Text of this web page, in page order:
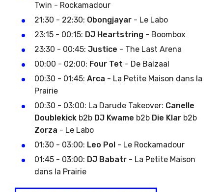
Twin - Rockamadour
21:30 - 22:30: Obongjayar - Le Labo
23:15 - 00:15: DJ Heartstring - Boombox
23:30 - 00:45: Justice - The Last Arena
00:00 - 02:00: Four Tet - De Balzaal
00:30 - 01:45: Arca - La Petite Maison dans la
Prairie
00:30 - 03:00: La Darude Takeover: Canelle
Doublekick b2b DJ Kwame b2b Die Klar b2b
Zorza - Le Labo
01:30 - 03:00: Leo Pol - Le Rockamadour
01:45 - 03:00: DJ Babatr - La Petite Maison
dans la Prairie